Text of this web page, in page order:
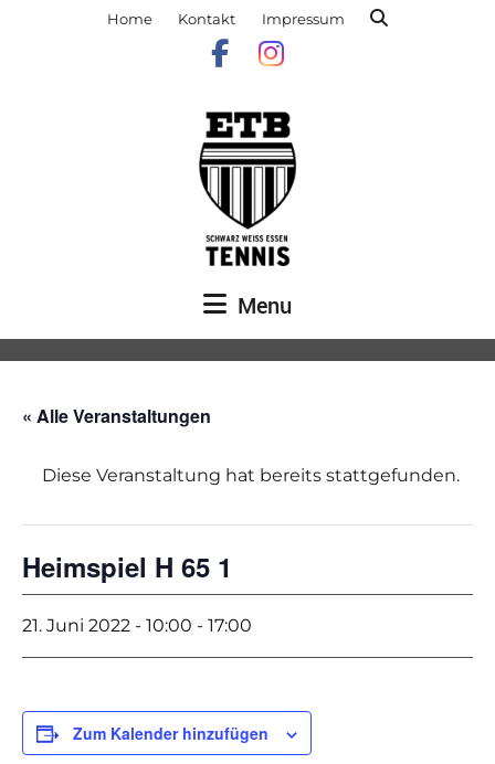
Home Kontakt Impressum
Menu
« Alle Veranstaltungen
Diese Veranstaltung hat bereits stattgefunden.
Heimspiel H 65 1
21. Juni 2022 - 10:00 - 17:00
Zum Kalender hinzufügen